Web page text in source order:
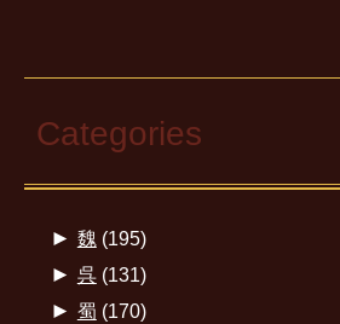
Categories
► 魏 (195)
► 呉(131)
► 蜀 (170)